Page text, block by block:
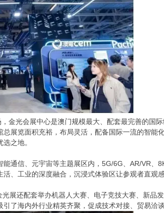
金光会展中心是澳门规模最大、配套最完善的国
展览面积充裕，布局灵活，配备国际一流的智
之地。
通信、元宇宙等主题展区内，5G/6G、AR/VR
、工业的深度融合，沉浸式体验区让参观者直观
展还配套举办机器人大赛、电子竞技大赛、新
了海内外行业精英齐聚，促成技术对接、贸易洽